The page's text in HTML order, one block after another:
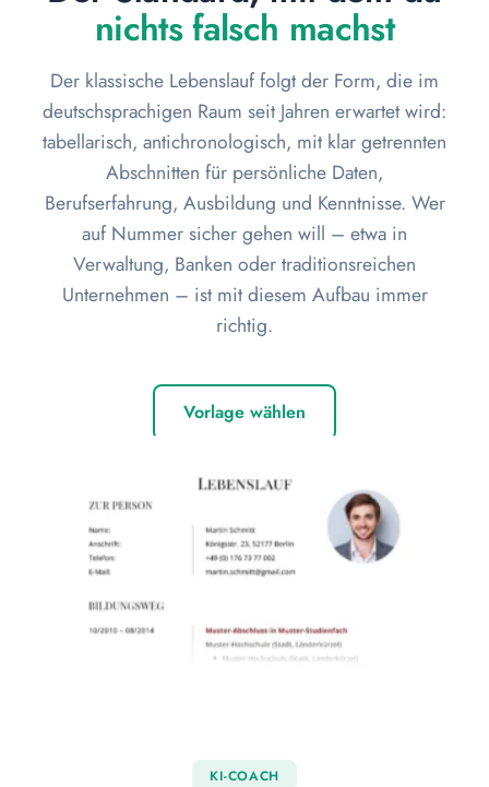
nichts falsch machst
Der klassische Lebenslauf folgt der Form, die im
deutschsprachigen Raum seit Jahren erwartet wird:
tabellarisch, antichronologisch, mit klar getrennten
Abschnitten für persönliche Daten,
Berufserfahrung, Ausbildung und Kenntnisse. Wer
auf Nummer sicher gehen will – etwa in
Verwaltung, Banken oder traditionsreichen
Unternehmen – ist mit diesem Aufbau immer
richtig.
Vorlage wählen
KI-COACH